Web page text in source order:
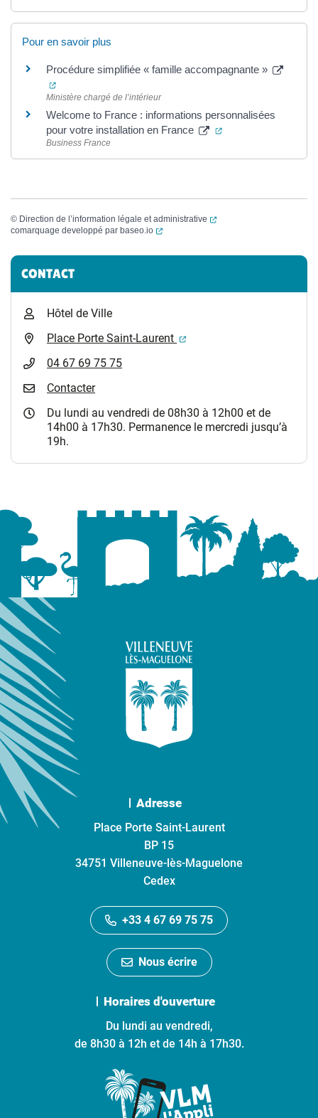
Pour en savoir plus
Procédure simplifiée « famille accompagnante »
(ouverture dans un nouvel onglet)
Ministère chargé de l’intérieur
Welcome to France : informations personnalisées
pour votre installation en France
(ouverture dans un
Business France
© Direction de l’information légale et administrative
(ouverture dans un
comarquage developpé par baseo.io (ouverture dans un nouvel onglet)
Informations complémentaires
CONTACT
Hôtel de Ville
Place Porte Saint-Laurent
(ouverture dans un
04 67 69 75 75
Contacter
Du lundi au vendredi de 08h30 à 12h00 et de
14h00 à 17h30. Permanence le mercredi jusqu’à
19h.
Adresse
Place Porte Saint-Laurent
BP 15
34751 Villeneuve-lès-Maguelone
Cedex
+33 4 67 69 75 75
Nous écrire
Horaires d'ouverture
Du lundi au vendredi,
de 8h30 à 12h et de 14h à 17h30.